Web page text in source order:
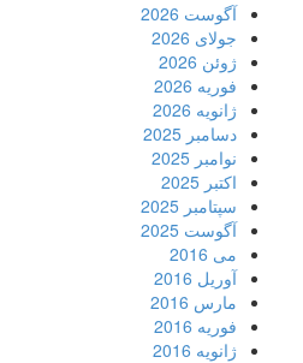
آگوست 2026
جولای 2026
ژوئن 2026
فوریه 2026
ژانویه 2026
دسامبر 2025
نوامبر 2025
اکتبر 2025
سپتامبر 2025
آگوست 2025
می 2016
آوریل 2016
مارس 2016
فوریه 2016
ژانویه 2016